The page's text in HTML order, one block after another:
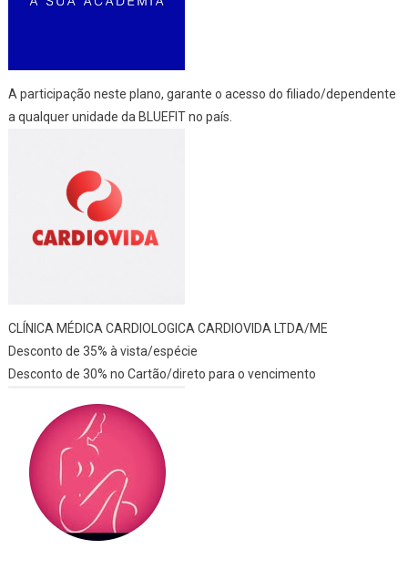
A participação neste plano, garante o acesso do filiado/dependente
a qualquer unidade da BLUEFIT no país.
CLÍNICA MÉDICA CARDIOLOGICA CARDIOVIDA LTDA/ME
Desconto de 35% à vista/espécie
Desconto de 30% no Cartão/direto para o vencimento